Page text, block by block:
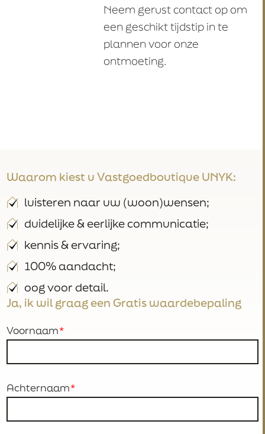
Neem gerust contact op om
een geschikt tijdstip in te
plannen voor onze
ontmoeting.
Waarom kiest u Vastgoedboutique UNYK:
luisteren naar uw (woon)wensen;
duidelijke & eerlijke communicatie;
kennis & ervaring;
100% aandacht;
oog voor detail.
Ja, ik wil graag een Gratis waardebepaling
Voornaam
Achternaam